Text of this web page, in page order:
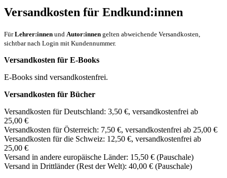
Versandkosten für Endkund:innen
FürLehrer:innen und Autor:innen gelten abweichende Versandkosten,
sichtbar nach Login mit Kundennummer.
Versandkosten für E-Books
E-Books sind versandkostenfrei.
Versandkosten für Bücher
Versandkosten für Deutschland: 3,50 €, versandkostenfrei ab
25,00 €
Versandkosten für Österreich: 7,50 €, versandkostenfrei ab 25,00 €
Versandkosten für die Schweiz: 12,50 €, versandkostenfrei ab
25,00 €
Versand in andere europäische Länder: 15,50 € (Pauschale)
Versand in Drittländer (Rest der Welt): 40,00 € (Pauschale)